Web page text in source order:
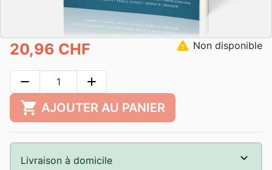
20,96 CHF warning Non disponible
remove add
shopping_cart AJOUTER AU PANIER
Livraison à domicile